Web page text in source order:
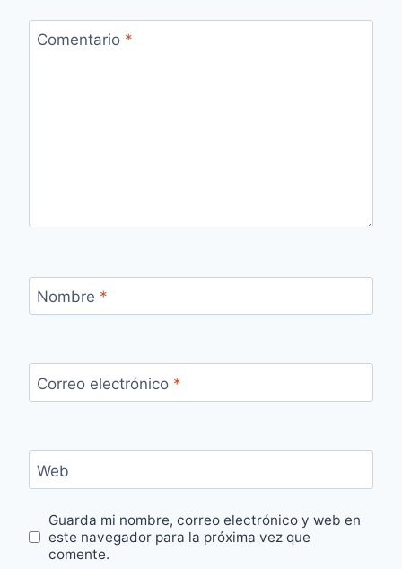
Comentario *
Nombre *
Correo electrónico *
Web
Guarda mi nombre, correo electrónico y web en
este navegador para la próxima vez que
comente.